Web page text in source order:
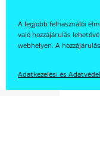
A legjobb felhasználói
való hozzájárulás
webhelyen. A
Adatkezelési és
EN